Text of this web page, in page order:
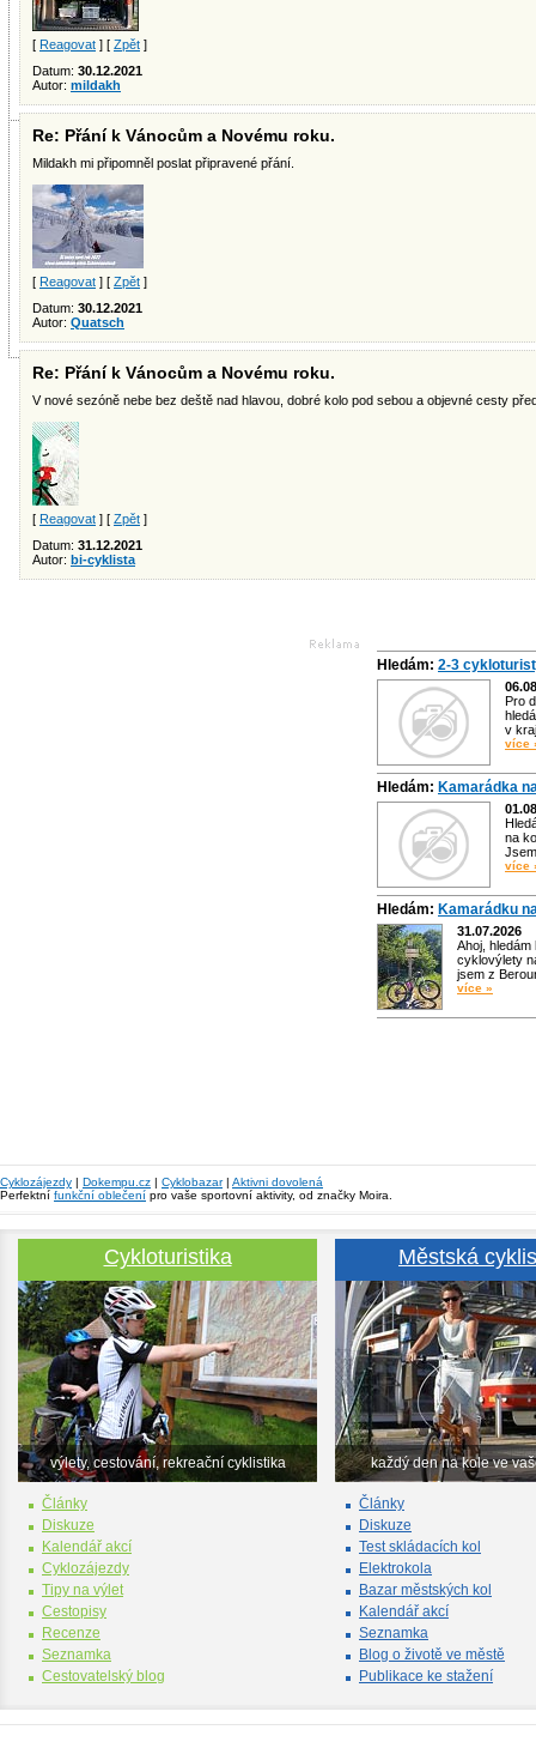
[ Reagovat ] [ Zpět ]
Datum: 30.12.2021
Autor: mildakh
Re: Přání k Vánocům a Novému roku.
Mildakh mi připomněl poslat připravené přání.
[ Reagovat ] [ Zpět ]
Datum: 30.12.2021
Autor: Quatsch
Re: Přání k Vánocům a Novému roku.
V nové sezóně nebe bez deště nad hlavou, dobré kolo pod sebou a objevné cesty
[ Reagovat ] [ Zpět ]
Datum: 31.12.2021
Autor: bi-cyklista
Hledám: 2-3
Pro
v
více
Hledám: Kamarádka
na
více
Hledám: Kamarádku
31.07.2026
Ahoj,
cyklovýlety
jsem z
více »
Cyklozájezdy | Dokempu.cz | Cyklobazar| Aktivni dovolená
Perfektní funkční oblečení pro vaše sportovní aktivity, od značky Moira.
Cykloturistika
výlety, cestování, rekreační cyklistika
Články
Diskuze
Kalendář akcí
Cyklozájezdy
Tipy na výlet
Cestopisy
Recenze
Seznamka
Cestovatelský blog
Městská
každý den na kole ve
Články
Diskuze
Test skládacích kol
Elektrokola
Bazar městských kol
Kalendář akcí
Seznamka
Blog o životě ve městě
Publikace ke stažení